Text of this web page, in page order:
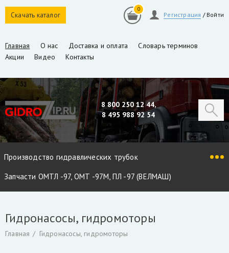
Скачать каталог Регистрация / Войти
0
Главная О нас Доставка и оплата
Словарь терминов
Акции
Видео Контакты
8 800 250 12 44,
8 495 988 92 54
Производство гидравлических трубок
Запчасти ОМТЛ -97, ОМТ -97М, ПЛ -97 (ВЕЛМАШ)
Запчасти Майман 90, 100, 110 / Атлант 90, 100
Гидроцилиндры
Гидрораспределители
Гидронасосы, гидромоторы
Главная Гидронасосы, гидромоторы